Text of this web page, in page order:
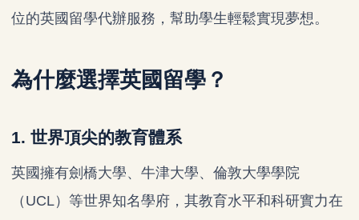
位的英國留學代辦服務，幫助學生輕鬆實現夢想。
為什麼選擇英國留學？
1. 世界頂尖的教育體系
英國擁有劍橋大學、牛津大學、倫敦大學學院
（UCL）等世界知名學府，其教育水平和科研實力在